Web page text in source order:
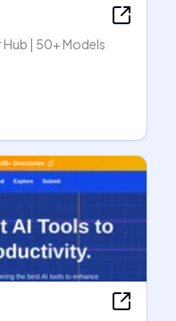
Hub | 50+ Models